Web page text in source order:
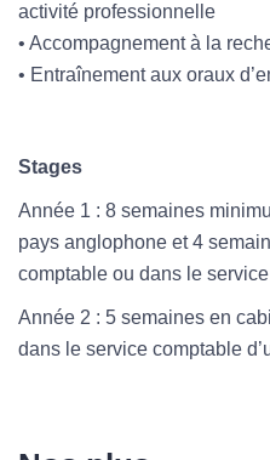
activité professionnelle
• Accompagnement à la
• Entraînement aux oraux
Stages
Année 1 : 8 semaines
pays anglophone et 4
comptable ou dans le
Année 2 : 5 semaines en
dans le service comptable